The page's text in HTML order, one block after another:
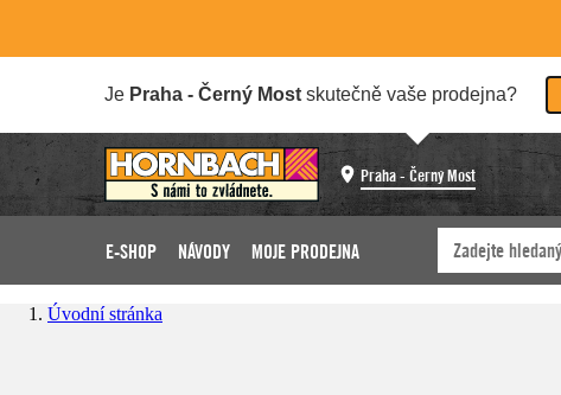
Je Praha - Černý Most skutečně vaše prodejna?
Praha - Černý Most
E-SHOP NÁVODY MOJE PRODEJNA
Úvodní stránka